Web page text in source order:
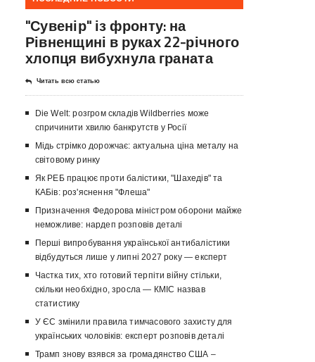
"Сувенір" із фронту: на
Рівненщині в руках 22-річного
хлопця вибухнула граната
Читать всю статью
Die Welt: розгром складів Wildberries може
спричинити хвилю банкрутств у Росії
Мідь стрімко дорожчає: актуальна ціна металу на
світовому ринку
Як РЕБ працює проти балістики, "Шахедів" та
КАБів: роз'яснення "Флеша"
Призначення Федорова міністром оборони майже
неможливе: нардеп розповів деталі
Перші випробування української антибалістики
відбудуться лише у липні 2027 року — експерт
Частка тих, хто готовий терпіти війну стільки,
скільки необхідно, зросла — КМІС назвав
статистику
У ЄС змінили правила тимчасового захисту для
українських чоловіків: експерт розповів деталі
Трамп знову взявся за громадянство США –